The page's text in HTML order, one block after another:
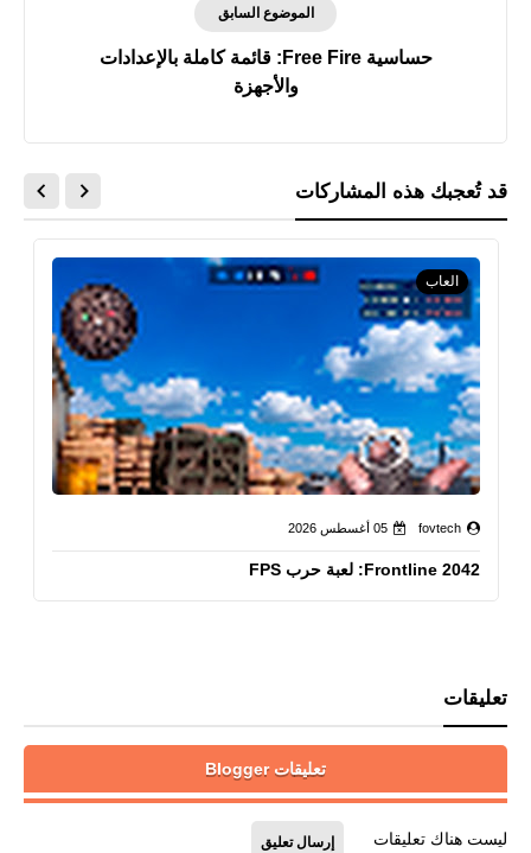
الموضوع السابق
حساسية Free Fire: قائمة كاملة بالإعدادات
والأجهزة
قد تُعجبك هذه المشاركات
العاب
fovtech 05 أغسطس 2026
Frontline 2042: لعبة حرب FPS
تعليقات
تعليقات Blogger
ليست هناك تعليقات إرسال تعليق